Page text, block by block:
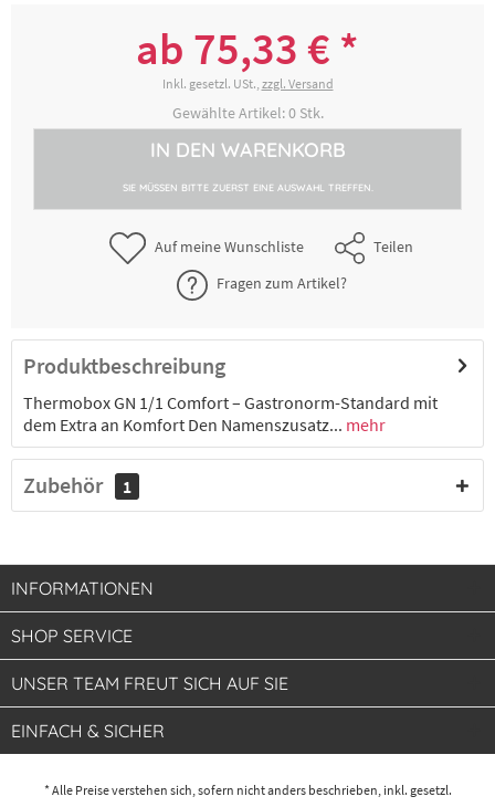
4000549038 Nutzhöhe 25 cm, Volumen 46 Liter
4000749028 Nutzhöhe 22 cm, Volumen 38 Liter
84,62 € *
ab 75,33 € *
Inkl. gesetzl. USt., zzgl. Versand
Gewählte Artikel:0Stk.
IN DEN WARENKORB
SIE MÜSSEN BITTE ZUERST EINE AUSWAHL TREFFEN.
Auf meine Wunschliste
Teilen
Fragen zum Artikel?
Produktbeschreibung
Thermobox GN 1/1 Comfort – Gastronorm-Standard mit
dem Extra an Komfort Den Namenszusatz... mehr
Zubehör 1
INFORMATIONEN
SHOP SERVICE
UNSER TEAM FREUT SICH AUF SIE
EINFACH & SICHER
* Alle Preise verstehen sich, sofern nicht anders beschrieben, inkl. gesetzl.